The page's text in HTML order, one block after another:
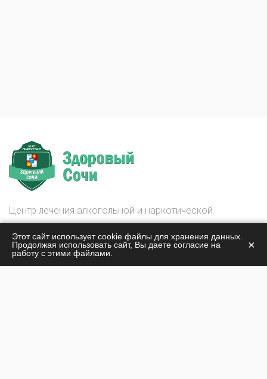
Центр лечения алкогольной и наркотической
зависимости
Здоровый Сочи
© 2026
Этот сайт использует cookie файлы для хранения данных.
Продолжая использовать сайт, Вы даете согласие на
работу с этими файлами.
×